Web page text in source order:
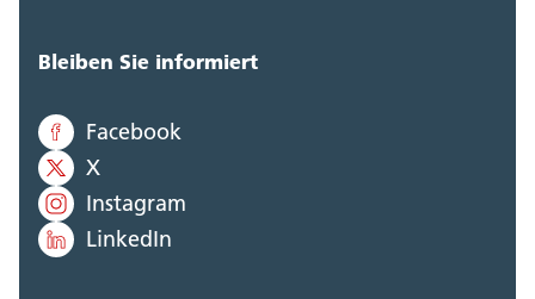
Bleiben Sie informiert
Facebook
X
Instagram
LinkedIn